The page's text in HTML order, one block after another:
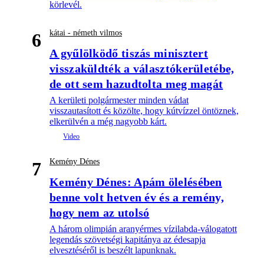
körlevél.
6 kátai - németh vilmos
A gyűlölködő tiszás minisztert
visszaküldték a választókerületébe,
de ott sem hazudtolta meg magát
A kerületi polgármester minden vádat
visszautasított és közölte, hogy kútvízzel öntöznek,
elkerülvén a még nagyobb kárt.
7 Kemény Dénes
Kemény Dénes: Apám ölelésében
benne volt hetven év és a remény,
hogy nem az utolsó
A három olimpián aranyérmes vízilabda-válogatott
legendás szövetségi kapitánya az édesapja
elvesztéséről is beszélt lapunknak.